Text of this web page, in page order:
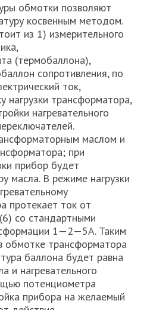
обмотки позволяют
косвенным методом.
из 1) измерительного
(термобаллона),
сопротивления, по
ток,
нагрузки трансформатора,
нагревательного
маслом и
при
прибор будет
масла. В режиме нагрузки
протекает ток от
со стандартными
1—2—5А. Таким
обмотке трансформатора
баллона будет равна
и нагревательного
потенциометра
прибора на желаемый